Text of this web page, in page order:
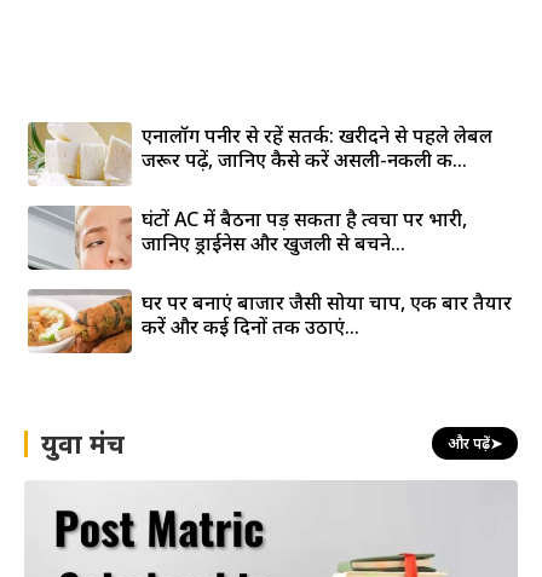
एनालॉग पनीर से रहें सतर्क: खरीदने से पहले लेबल
जरूर पढ़ें, जानिए कैसे करें असली-नकली की...
घंटों AC में बैठना पड़ सकता है त्वचा पर भारी,
जानिए ड्राईनेस और खुजली से बचने...
घर पर बनाएं बाजार जैसी सोया चाप, एक बार तैयार
करें और कई दिनों तक उठाएं...
युवा मंच और पढ़ें➤